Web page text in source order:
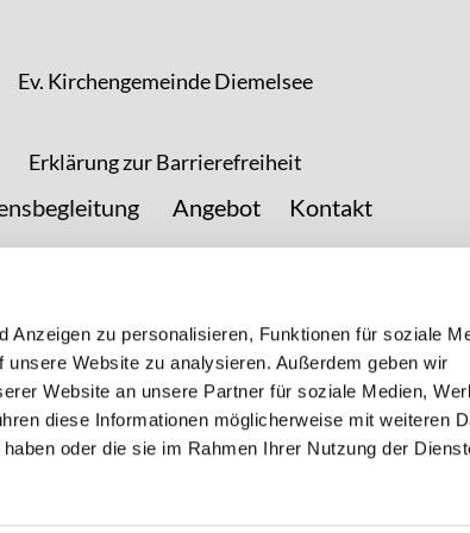
Anzeigen zu personalisieren, Funktionen für soziale
Website zu analysieren. Außerdem geben wir
Website an unsere Partner für soziale Medien,
diese Informationen möglicherweise mit weiteren
oder die sie im Rahmen Ihrer Nutzung der
Ev. Kirchengemeinde Diemelsee
Erklärung zur Barrierefreiheit
Angebot Kontakt